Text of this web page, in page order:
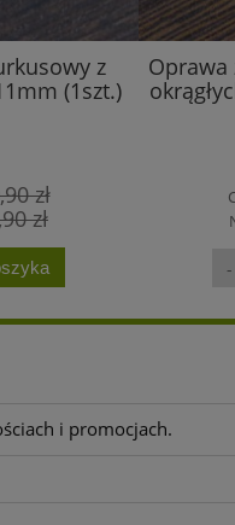
z
(1szt.)
zł
zł
i promocjach.